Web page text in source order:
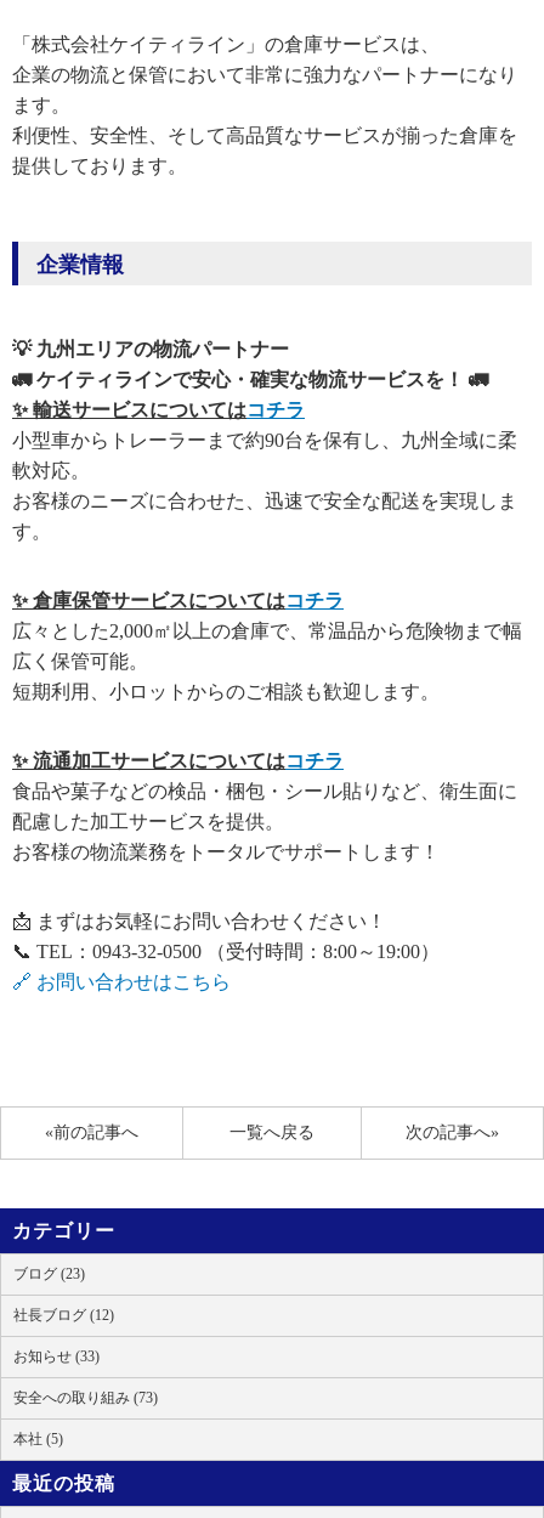
「株式会社ケイティライン」の倉庫サービスは、
企業の物流と保管において非常に強力なパートナーになり
ます。
利便性、安全性、そして高品質なサービスが揃った倉庫を
提供しております。
企業情報
💡 九州エリアの物流パートナー
🚛 ケイティラインで安心・確実な物流サービスを！ 🚛
✨ 輸送サービスについてはコチラ
小型車からトレーラーまで約90台を保有し、九州全域に柔
軟対応。
お客様のニーズに合わせた、迅速で安全な配送を実現しま
す。
✨ 倉庫保管サービスについてはコチラ
広々とした2,000㎡以上の倉庫で、常温品から危険物まで幅
広く保管可能。
短期利用、小ロットからのご相談も歓迎します。
✨ 流通加工サービスについてはコチラ
食品や菓子などの検品・梱包・シール貼りなど、衛生面に
配慮した加工サービスを提供。
お客様の物流業務をトータルでサポートします！
📩 まずはお気軽にお問い合わせください！
📞 TEL：0943-32-0500 （受付時間：8:00～19:00）
🔗 お問い合わせはこちら
«前の記事へ 次の記事へ»
一覧へ戻る
カテゴリー
ブログ (23)
社長ブログ (12)
お知らせ (33)
安全への取り組み (73)
本社 (5)
最近の投稿